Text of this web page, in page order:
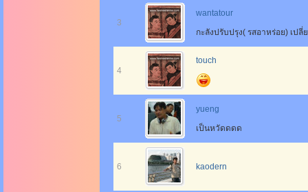
3
wantatour
กะลังปรับปรุง( รสอาหร่อย) เปลี่
4
touch
5
yueng
เป็นหวัดดดด
6 kaodern